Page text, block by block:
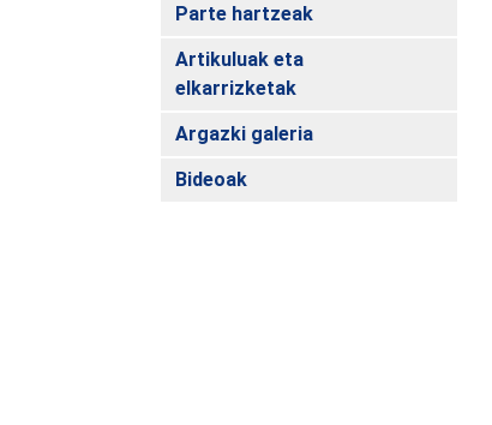
Parte hartzeak
Artikuluak eta
elkarrizketak
Argazki galeria
Bideoak